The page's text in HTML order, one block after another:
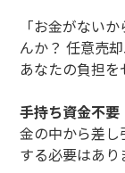
「お金がない
んか？ 任意売
あなたの負担を
手持ち資金不要
金の中から差
する必要はあり